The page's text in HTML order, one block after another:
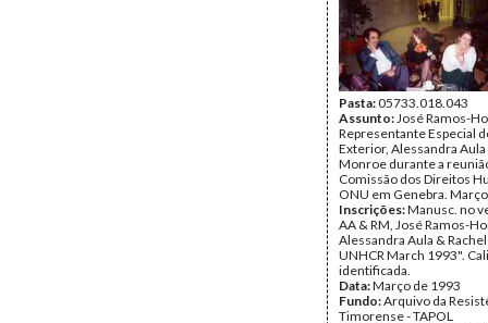
Pasta:05733.018.043
Assunto:José Ramos-
Representante Especial
Exterior, Alessandra Aula
Monroe durante a
Comissão dos Direitos
ONU em Genebra.
Inscrições:Manusc. no
AA & RM, José Ramos-
Alessandra Aula &
UNHCR March 1993".
identificada.
Data:Março de 1993
Fundo:Arquivo da
Timorense - TAPOL